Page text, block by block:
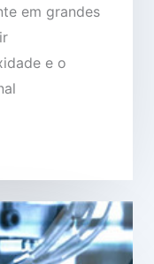
em grandes
e o